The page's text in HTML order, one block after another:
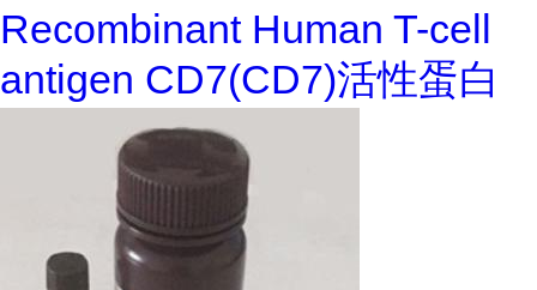
Recombinant Human T-cell
antigen CD7(CD7)活性蛋白